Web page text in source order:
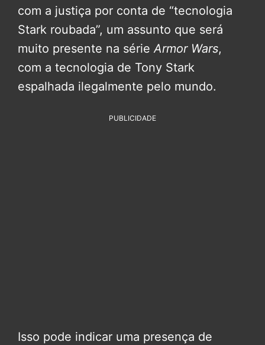
com a justiça por conta de “tecnologia
Stark roubada”, um assunto que será
muito presente na sérieArmor Wars,
com a tecnologia de Tony Stark
espalhada ilegalmente pelo mundo.
PUBLICIDADE
Isso pode indicar uma presença de